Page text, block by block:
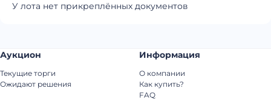
У лота нет прикреплённых документов
Аукцион
Текущие торги
Ожидают решения
Информация
О компании
Как купить?
FAQ